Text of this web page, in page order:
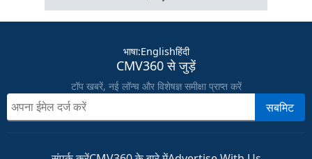
भाषा:Englishहिंदी
CMV360 से जुड़ें
टॉप खबरें, नई लॉन्च और विशेषज्ञ समीक्षा प्राप्त करें
सबमिट